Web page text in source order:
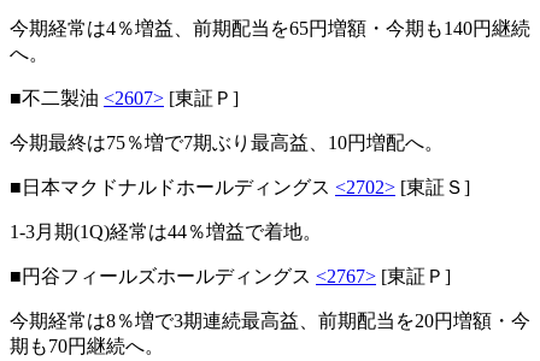
今期経常は4％増益、前期配当を65円増額・今期も140円継続
へ。
■不二製油 <2607> [東証Ｐ]
今期最終は75％増で7期ぶり最高益、10円増配へ。
■日本マクドナルドホールディングス <2702> [東証Ｓ]
1-3月期(1Q)経常は44％増益で着地。
■円谷フィールズホールディングス <2767> [東証Ｐ]
今期経常は8％増で3期連続最高益、前期配当を20円増額・今
期も70円継続へ。